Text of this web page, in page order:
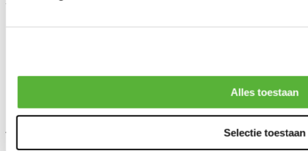
Alles toestaan
Selectie toestaan
Vanaf
TIP
Ashuki 383-delig rubberen o-ring set (universeel)